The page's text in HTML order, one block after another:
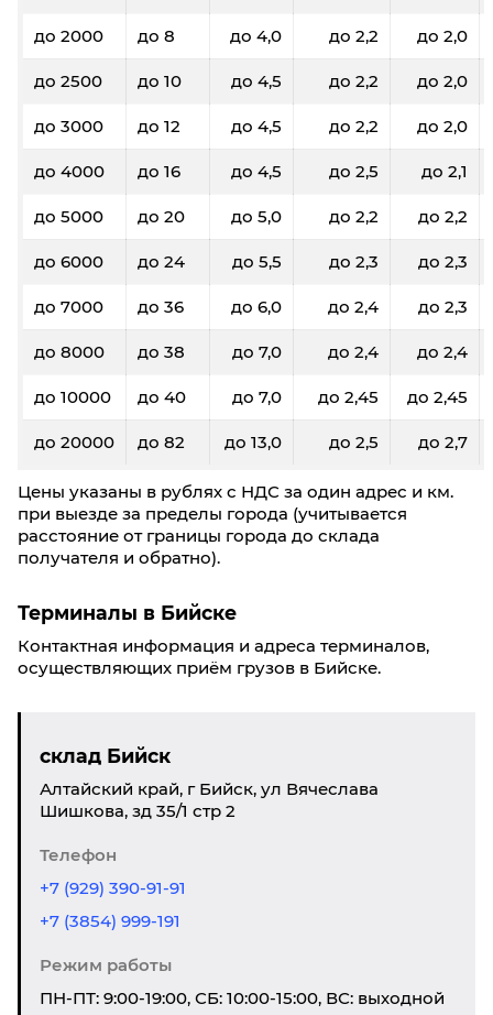
до 2000 до 8 до 4,0 до 2,2 до 2,0
до 2500 до 10 до 4,5 до 2,2 до 2,0
до 3000 до 12 до 4,5 до 2,2 до 2,0
до 4000 до 16 до 4,5 до 2,5 до 2,1
до 5000 до 20 до 5,0 до 2,2 до 2,2
до 6000 до 24 до 5,5 до 2,3 до 2,3
до 7000 до 36 до 6,0 до 2,4 до 2,3
до 8000 до 38 до 7,0 до 2,4 до 2,4
до 10000 до 40 до 7,0 до 2,45 до 2,45
до 20000 до 82 до 13,0 до 2,5 до 2,7
Цены указаны в рублях с НДС за один адрес и км.
при выезде за пределы города (учитывается
расстояние от границы города до склада
получателя и обратно).
Терминалы в Бийске
Контактная информация и адреса терминалов,
осуществляющих приём грузов в Бийске.
склад Бийск
Алтайский край, г Бийск, ул Вячеслава
Шишкова, зд 35/1 стр 2
Телефон
+7 (929) 390-91-91
+7 (3854) 999-191
Режим работы
ПН-ПТ: 9:00-19:00, СБ: 10:00-15:00, ВС: выходной